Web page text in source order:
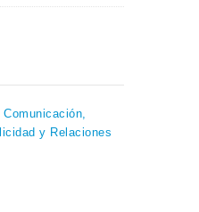
y Relaciones